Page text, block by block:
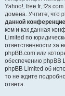
Yahoo!, free.fr,
домена. Учтите, что
данной
кем и как данная
Limited по
ответственности за
phpBB.com или
обеспечению phpBB
phpBB Limited об
то не ждите
ответа.